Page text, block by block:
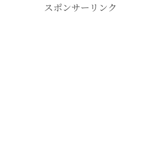
スポンサーリンク